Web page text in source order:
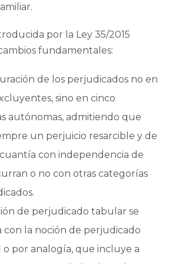
por la Ley 35/2015
fundamentales:
de los perjudicados no en
sino en cinco
autónomas, admitiendo que
un perjuicio resarcible y de
cuantía con independencia de
o no con otras categorías
de perjudicado tabular se
con la noción de perjudicado
por analogía, que incluye a